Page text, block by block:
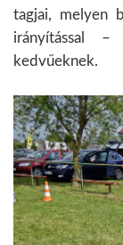
tagjai, melyen
irányítással
kedvűeknek.